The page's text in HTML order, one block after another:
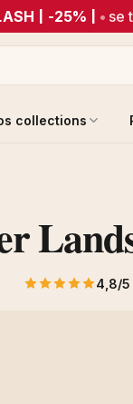
| -25% | • se
collections
4,8/5